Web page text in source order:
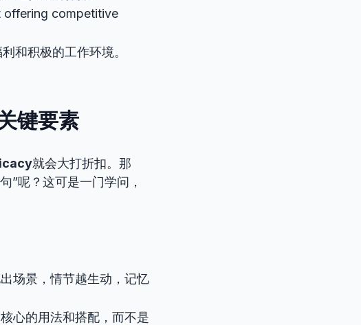
offering competitive
和积极的工作环境。
键要素
就会大打折扣。那
”呢？这可是一门学问，
场景，情节越生动，记忆
心的用法和搭配，而不是